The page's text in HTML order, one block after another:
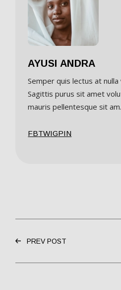
AYUSI ANDRA
Semper quis lectus at
Sagittis purus sit amet
mauris pellentesque sit am.
FBTWIGPIN
PREV POST